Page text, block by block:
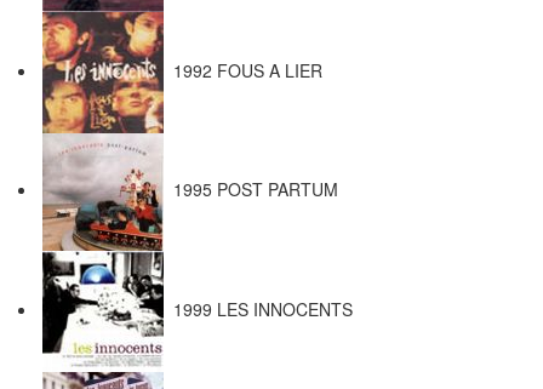
1992 FOUS A LIER
1995 POST PARTUM
1999 LES INNOCENTS